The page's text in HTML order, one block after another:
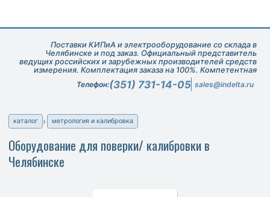
Поставки КИПиА и электрооборудование со склада в
Челябинске и под заказ. Официальный представитель
ведущих российских и зарубежных производителей средств
измерения. Комплектация заказа на 100%. Компетентная
техническая поддержка при подборе оборудования.
Телефон:(351) 731-14-05 sales@indelta.ru
каталог метрология и калибровка
Оборудование для поверки/ калибровки в
Челябинске